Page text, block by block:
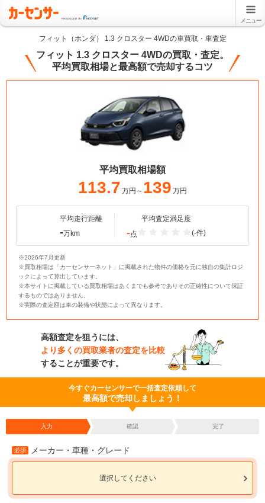
メニュー
フィット（ホンダ） 1.3 クロスター 4WDの車買取・車査定
フィット 1.3 クロスター 4WDの買取・査定。
平均買取相場と最高額で売却するコツ
平均買取相場額
113.7 万円～ 139 万円
平均走行距離
-万km
平均査定満足度
-点 (-件)
※2026年7月更新
※買取相場は「カーセンサーネット」に掲載された物件の価格を元に独自の集計ロジ
ックによって算出しています。
※本サイトに掲載している買取相場はあくまでも参考でありその正確性について保証
するものではありません。
※実際の査定額は車の装備や状態によって異なります。
高額査定を狙うには、
より多くの買取業者の査定を比較
することが重要です。
今すぐカーセンサーで一括査定依頼して
最高額で売却しましょう！
入力 確認 完了
必須 メーカー・車種・グレード
選択してください